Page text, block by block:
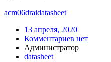
acm06draidatasheet
13 апреля, 2020
Комментариев нет
Администратор
datasheet